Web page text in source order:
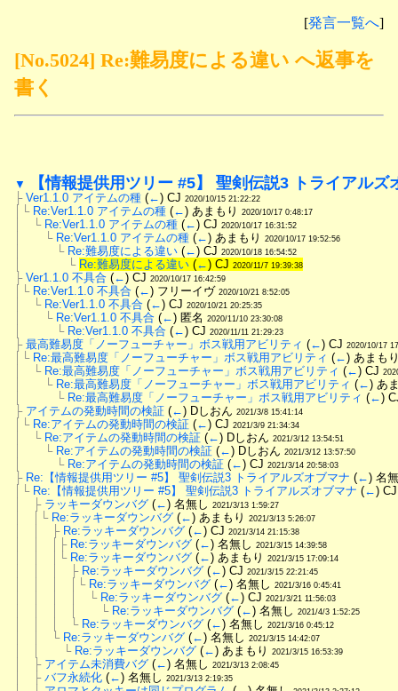
[発言一覧へ]
[No.5024] Re:難易度による違い へ返事を
書く
▼ 【情報提供用ツリー #5】 聖剣伝説3 トライアルズ
├ Ver1.1.0 アイテムの種 (←) CJ 2020/10/15 21:22:22
│└ Re:Ver1.1.0 アイテムの種 (←) あまもり 2020/10/17 0:48:17
│　└ Re:Ver1.1.0 アイテムの種 (←) CJ 2020/10/17 16:31:52
│　　└ Re:Ver1.1.0 アイテムの種 (←) あまもり 2020/10/17 19:52:56
│　　　└ Re:難易度による違い (←) CJ 2020/10/18 16:54:52
│　　　　└ Re:難易度による違い (←) CJ 2020/11/7 19:39:38
├ Ver1.1.0 不具合 (←) CJ 2020/10/17 16:42:59
│└ Re:Ver1.1.0 不具合 (←) フリーイヴ 2020/10/21 8:52:05
│　└ Re:Ver1.1.0 不具合 (←) CJ 2020/10/21 20:25:35
│　　└ Re:Ver1.1.0 不具合 (←) 匿名 2020/11/10 23:30:08
│　　　└ Re:Ver1.1.0 不具合 (←) CJ 2020/11/11 21:29:23
├ 最高難易度「ノーフューチャー」ボス戦用アビリティ (←) CJ 2020/10/17
│└ Re:最高難易度「ノーフューチャー」ボス戦用アビリティ (←) あまも
│　└ Re:最高難易度「ノーフューチャー」ボス戦用アビリティ (←) CJ
│　　└ Re:最高難易度「ノーフューチャー」ボス戦用アビリティ (←) あ
│　　　└ Re:最高難易度「ノーフューチャー」ボス戦用アビリティ (←)
├ アイテムの発動時間の検証 (←) Dしおん 2021/3/8 15:41:14
│└ Re:アイテムの発動時間の検証 (←) CJ 2021/3/9 21:34:34
│　└ Re:アイテムの発動時間の検証 (←) Dしおん 2021/3/12 13:54:51
│　　└ Re:アイテムの発動時間の検証 (←) Dしおん 2021/3/12 13:57:50
│　　　└ Re:アイテムの発動時間の検証 (←) CJ 2021/3/14 20:58:03
├ Re:【情報提供用ツリー #5】 聖剣伝説3 トライアルズオブマナ (←) 名
│└ Re:【情報提供用ツリー #5】 聖剣伝説3 トライアルズオブマナ (←)
│　├ ラッキーダウンバグ (←) 名無し 2021/3/13 1:59:27
│　│└ Re:ラッキーダウンバグ (←) あまもり 2021/3/13 5:26:07
│　│　├ Re:ラッキーダウンバグ (←) CJ 2021/3/14 21:15:38
│　│　│├ Re:ラッキーダウンバグ (←) 名無し 2021/3/15 14:39:58
│　│　│└ Re:ラッキーダウンバグ (←) あまもり 2021/3/15 17:09:14
│　│　│　├ Re:ラッキーダウンバグ (←) CJ 2021/3/15 22:21:45
│　│　│　│└ Re:ラッキーダウンバグ (←) 名無し 2021/3/16 0:45:41
│　│　│　│　└ Re:ラッキーダウンバグ (←) CJ 2021/3/21 11:56:03
│　│　│　│　　└ Re:ラッキーダウンバグ (←) 名無し 2021/4/3 1:52:25
│　│　│　└ Re:ラッキーダウンバグ (←) 名無し 2021/3/16 0:45:12
│　│　└ Re:ラッキーダウンバグ (←) 名無し 2021/3/15 14:42:07
│　│　　└ Re:ラッキーダウンバグ (←) あまもり 2021/3/15 16:53:39
│　├ アイテム未消費バグ (←) 名無し 2021/3/13 2:08:45
│　├ バフ永続化 (←) 名無し 2021/3/13 2:19:35